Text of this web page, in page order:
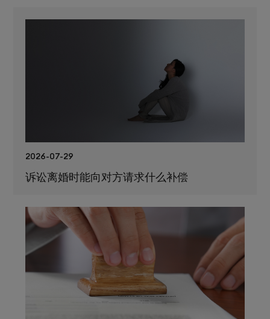
2026-07-29
诉讼离婚时能向对方请求什么补偿